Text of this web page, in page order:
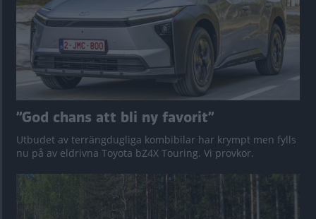
”God chans att bli ny favorit”
Utbudet av terrängdugliga kombibilar har krympt men fylls
nu på av eldrivna Toyota bZ4X Touring. Vi provkör.